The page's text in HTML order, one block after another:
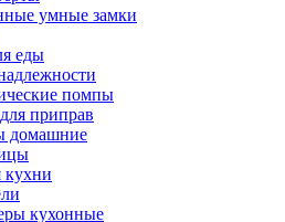
умные замки
еды
помпы
приправ
домашние
кухни
кухонные